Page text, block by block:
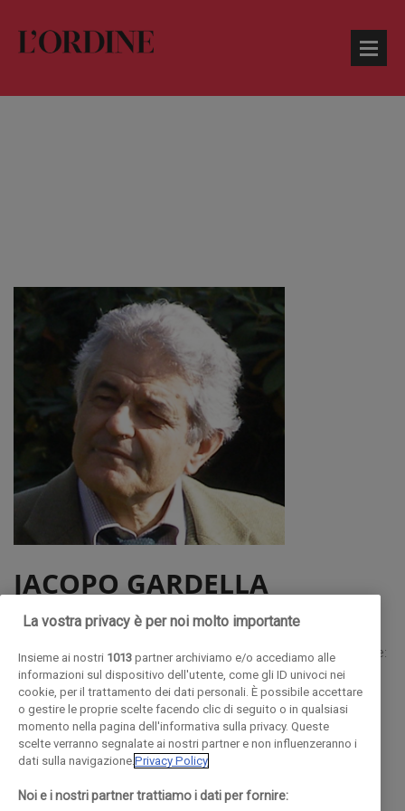
JACOPO GARDELLA
ARCHITETTO
Architetto, scrive su LEuropeo, e La Repubblica. Tra le opere:
Sezione italiana della XIV Triennale di Milano, con M. Platania,
1° premio Stazione di Lambrate, Milano, con I. Gardella
Progettò lampliamento Università Bocconi, Sala lettura
Politecnico di Milano, Campus Leonardo da Vinci. Sui
Como
La vostra privacy è per noi molto importante
Insieme ai nostri 1013 partner archiviamo e/o accediamo alle
informazioni sul dispositivo dell'utente, come gli ID univoci nei
cookie, per il trattamento dei dati personali. È possibile accettare
o gestire le proprie scelte facendo clic di seguito o in qualsiasi
momento nella pagina dell'informativa sulla privacy. Queste
scelte verranno segnalate ai nostri partner e non influenzeranno i
dati sulla navigazione. Privacy Policy
Noi e i nostri partner trattiamo i dati per fornire: